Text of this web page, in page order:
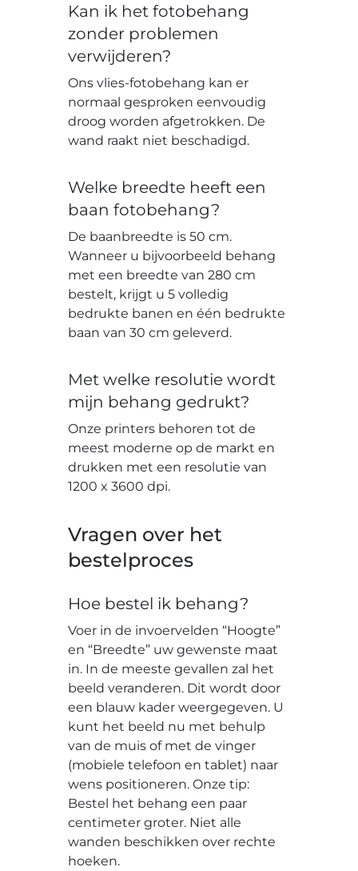
Kan ik het fotobehang
zonder problemen
verwijderen?
Ons vlies-fotobehang kan er
normaal gesproken eenvoudig
droog worden afgetrokken. De
wand raakt niet beschadigd.
Welke breedte heeft een
baan fotobehang?
De baanbreedte is 50 cm.
Wanneer u bijvoorbeeld behang
met een breedte van 280 cm
bestelt, krijgt u 5 volledig
bedrukte banen en één bedrukte
baan van 30 cm geleverd.
Met welke resolutie wordt
mijn behang gedrukt?
Onze printers behoren tot de
meest moderne op de markt en
drukken met een resolutie van
1200 x 3600 dpi.
Vragen over het
bestelproces
Hoe bestel ik behang?
Voer in de invoervelden “Hoogte”
en “Breedte” uw gewenste maat
in. In de meeste gevallen zal het
beeld veranderen. Dit wordt door
een blauw kader weergegeven. U
kunt het beeld nu met behulp
van de muis of met de vinger
(mobiele telefoon en tablet) naar
wens positioneren. Onze tip:
Bestel het behang een paar
centimeter groter. Niet alle
wanden beschikken over rechte
hoeken.